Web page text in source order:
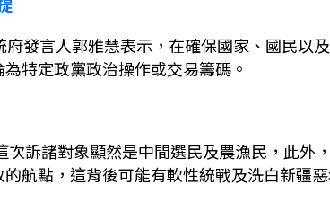
發言人郭雅慧表示，在確保國家、國民以
特定政黨政治操作或交易籌碼。
訴諸對象顯然是中間選民及農漁民，此外
航點，這背後可能有軟性統戰及洗白新疆